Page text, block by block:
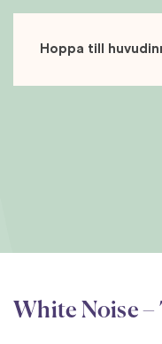
Hoppa till
White Noise